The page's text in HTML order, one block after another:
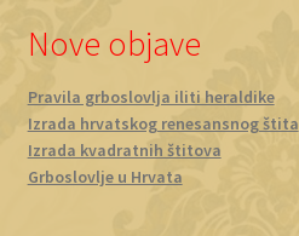
Nove objave
Pravila grboslovlja iliti heraldike
Izrada hrvatskog renesansnog štita
Izrada kvadratnih štitova
Grboslovlje u Hrvata